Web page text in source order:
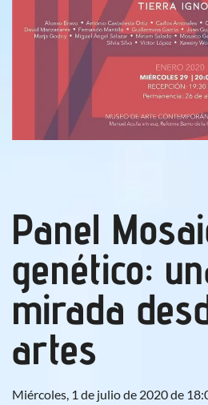
Panel
genético:
mirada
artes
Miércoles, 1 de julio de 2020 de